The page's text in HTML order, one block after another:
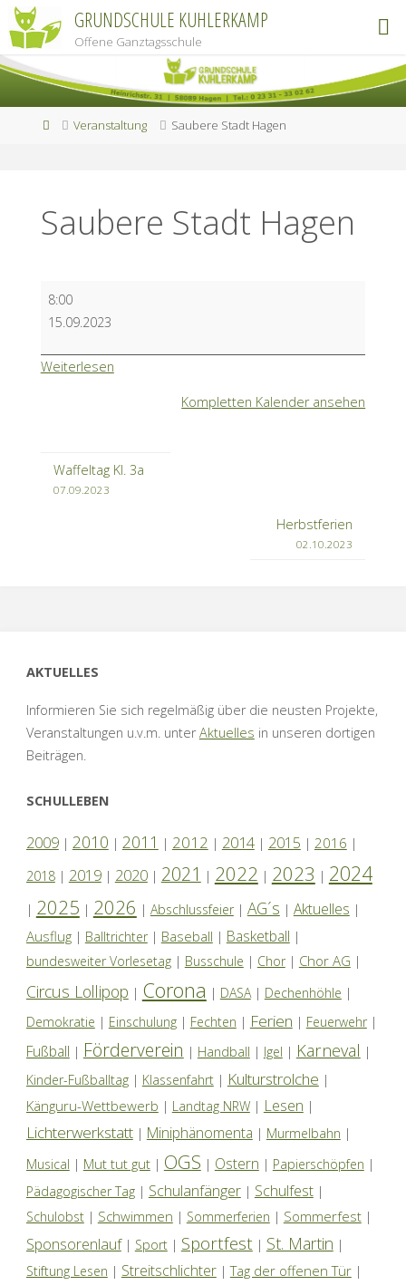
Zum
Inhalt
springen
GRUNDSCHULE KUHLERKAMP
Offene Ganztagsschule
StartVeranstaltung Saubere Stadt Hagen
Saubere Stadt Hagen
Saubere
Stadt
8:00
15.09.2023
Weiterlesen
Kompletten Kalender ansehen
Waffeltag Kl. 3a
07.09.2023
Herbstferien
02.10.2023
AKTUELLES
Informieren Sie sich regelmäßig über die neusten Projekte,
Veranstaltungen u.v.m. unterAktuelles in unseren dortigen
Beiträgen.
SCHULLEBEN
2009| 2010 | 2011 | 2012 | 2014| 2015 | 2016 |
2018| 2019| 2020| 2021 | 2022 | 2023 | 2024
| 2025 | 2026 | Abschlussfeier| AG´s | Aktuelles |
Ausflug| Balltrichter| Baseball | Basketball |
bundesweiter Vorlesetag| Busschule | Chor| Chor AG |
Circus Lollipop | Corona | DASA| Dechenhöhle |
Demokratie | Einschulung| Fechten | Ferien | Feuerwehr|
Fußball | Förderverein | Handball | Igel | Karneval |
Kinder-Fußballtag| Klassenfahrt| Kulturstrolche |
Känguru-Wettbewerb | Landtag NRW| Lesen |
Lichterwerkstatt| Miniphänomenta | Murmelbahn |
Musical | Mut tut gut| OGS | Ostern | Papierschöpfen |
Pädagogischer Tag| Schulanfänger| Schulfest|
Schulobst| Schwimmen | Sommerferien | Sommerfest|
Sponsorenlauf| Sport| Sportfest | St. Martin |
Stiftung Lesen | Streitschlichter|Tag der offenen Tür|